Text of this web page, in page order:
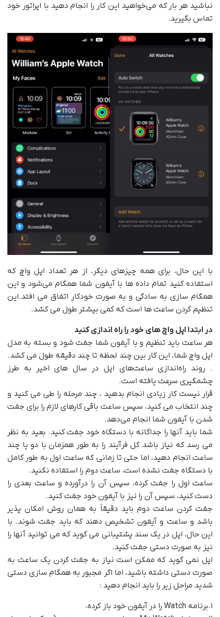
نباشید هر بار که می‌خواهید این کار را انجام دهید با اپراتور خود
تماس بگیرید.
با این حال، برای همه چیزهای دیگر، از هر تعداد اپل واچ که
استفاده کنید تمام داده ها با آیفون شما همگام می‌شود و این
همگام سازی به سادگی و به صورت خودکار اتفاق می افتد.این
تنظیم کردن ساعت ها است که کمی بیشتر طول می کشد.
در ابتدا اپل واچ های خود را راه اندازی کنید
هر ساعت باید تنظیم و با آیفون شما جفت شود و بسته به مدل
اپل واچ شما، این کار بین چند لحظه تا چند دقیقه طول می کشد.
. روند راه‌اندازی ساعت‌های اپل در سال های اخیر به طرز
چشمگیری سرعت یافته است.
قرار نیست کار زیادی انجام بدهید ، چند مرحله را طی می کنید و
چند انتخاب می کنید، سپس ساعت باقی کارهای لازم را برای جفت
شدن با آیفون شما انجام می‌دهد.
شما باید آنها را جداگانه با دستگاه خود جفت کنید. بعید به نظر
می رسد که نیاز باشد کل فرآیند را به طور همزمان با دو یا چند
ساعت انجام دهید، اما حتی تا زمانی که ساعت اول به طور کامل
با دستگاه جفت نشده است، ساعت دوم را استفاده نکنید.
ساعت اول را جفت کرده، سپس آن را درآورده و ساعت بعدی را
دست کنید، سپس آن را نیز با آیفون خود جفت کنید.
جفت کردن ساعت دوم باید دقیقاً به همان روش امکان پذیر
باشد و ساعت و آیفون تشخیص دهند که باید جفت شوند. با
این حال، اپل در یک سند پشتیبانی می گوید که می توانید آنها را
نیز به صورت دستی جفت کنید.
اپل نمی گوید که ممکن است نیاز به جفت کردن یک ساعت به
صورت دستی داشته باشید، اما اگر مجبور به همگام سازی دستی
شدید مراحل زیر را باید انجام دهید :